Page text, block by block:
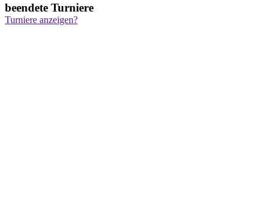
beendete Turniere
Turniere anzeigen?